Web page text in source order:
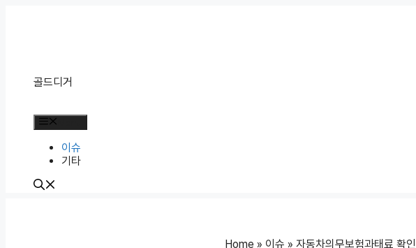
골드디거
이슈
기타
Home » 이슈 » 자동차의무보험과태료 확인